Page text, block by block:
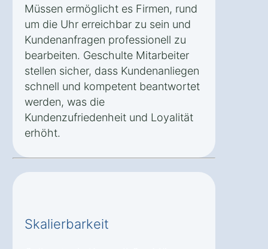
Müssen ermöglicht es Firmen, rund
um die Uhr erreichbar zu sein und
Kundenanfragen professionell zu
bearbeiten. Geschulte Mitarbeiter
stellen sicher, dass Kundenanliegen
schnell und kompetent beantwortet
werden, was die
Kundenzufriedenheit und Loyalität
erhöht.
Skalierbarkeit